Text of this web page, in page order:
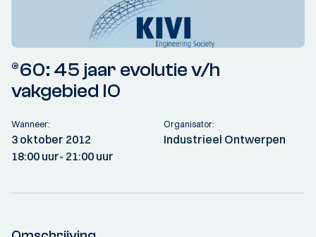
®60: 45 jaar evolutie v/h
vakgebied IO
Wanneer:
3 oktober 2012
18:00 uur- 21:00 uur
Organisator:
Industrieel Ontwerpen